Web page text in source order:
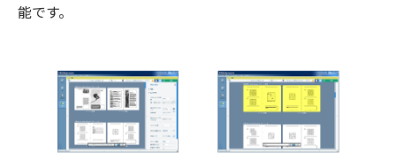
能です。